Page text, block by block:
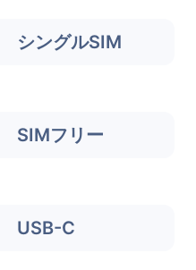
シングルSIM
SIMフリー
USB-C